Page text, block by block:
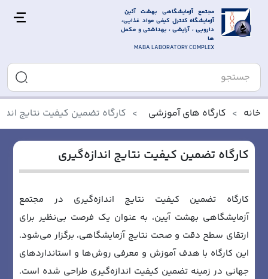
مجتمع آزمایشگاهی بهشت آئین
آزمایشگاه کنترل کیفی مواد غذایی،
دارویی ، آرایشی ، بهداشتی و مکمل
ها
MABA LABORATORY COMPLEX
خانه کارگاه های آموزشی کارگاه تضمین کیفیت نتایج
کارگاه تضمین کیفیت نتایج اندازه‌گیری
کارگاه تضمین کیفیت نتایج اندازه‌گیری در مجتمع
آزمایشگاهی بهشت آیین، به عنوان یک فرصت بی‌نظیر برای
ارتقای سطح دقت و صحت نتایج آزمایشگاهی، برگزار می‌شود.
این کارگاه با هدف آموزش و معرفی روش‌ها و استانداردهای
جهانی در زمینه تضمین کیفیت اندازه‌گیری طراحی شده است.